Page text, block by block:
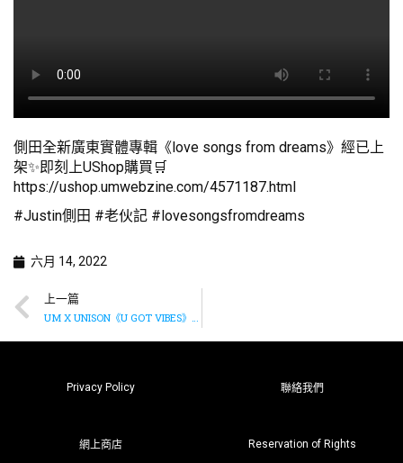
側田全新廣東實體專輯《love songs from dreams》經已上
架✨即刻上UShop購買🛒
https://ushop.umwebzine.com/4571187.html
#Justin側田 #老伙記 #lovesongsfromdreams
六月 14, 2022
上一篇
UM X UNISON《U GOT VIBES》Online Sharing Vol.2 – ONE PROMISE《I’ll Be Fine》篇
Privacy Policy 聯絡我們
網上商店 Reservation of Rights